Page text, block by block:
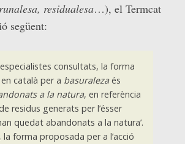
residualesa…), el Termcat
següent:
consultats, la forma
català per a basuralezaés
a la natura, en referència
residus generats per l’ésser
quedat abandonats a la natura’.
forma proposada per a l’acció